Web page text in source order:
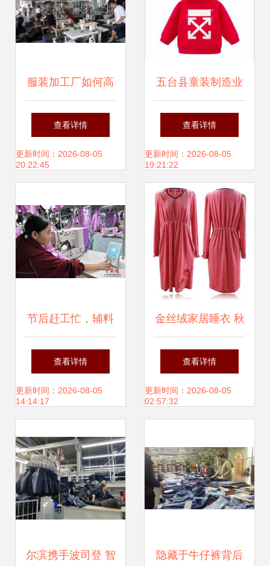
服装加工厂如何高
效寻找优质服装辅
料货源
查看详情
更新时间：2026-08-05
20:22:45
五台县童装制造业
转型升级 舒适环保
成新风向
查看详情
更新时间：2026-08-05
19:21:22
节后赶工忙，辅料
制造助商丘服装产
业焕新颜
查看详情
更新时间：2026-08-05
14:14:17
金丝绒家居睡衣 秋
冬季温暖舒适的女
士专属之选
查看详情
更新时间：2026-08-05
02:57:32
尔滨携手波司登 智 隐藏于牛仔裤背后